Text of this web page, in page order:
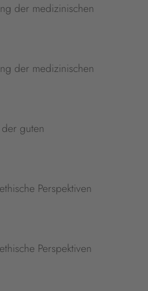
der medizinischen
der medizinischen
guten
Perspektiven
Perspektiven